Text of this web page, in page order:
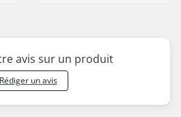
avis sur un produit
Rédiger un avis